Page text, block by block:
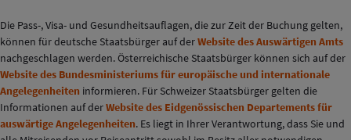
Die Pass-, Visa- und Gesundheitsauflagen, die zur Zeit der Buchung gelten,
können für deutsche Staatsbürger auf derWebsite des Auswärtigen Amts
nachgeschlagen werden. Österreichische Staatsbürger können sich auf der
Website des Bundesministeriums für europäische und internationale
Angelegenheiten informieren. Für Schweizer Staatsbürger gelten die
Informationen auf derWebsite des Eidgenössischen Departements für
auswärtige Angelegenheiten. Es liegt in Ihrer Verantwortung, dass Sie und